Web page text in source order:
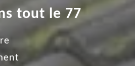
tout le 77